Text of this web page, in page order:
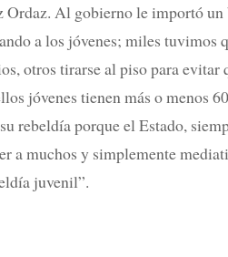
Ordaz. Al gobierno le importó un
a los jóvenes; miles tuvimos
otros tirarse al piso para evitar
jóvenes tienen más o menos
rebeldía porque el Estado,
a muchos y simplemente
juvenil”.